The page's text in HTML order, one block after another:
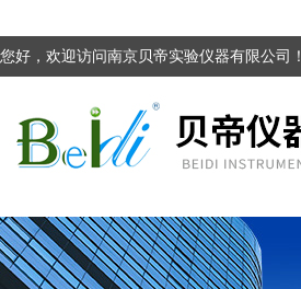
您好，欢迎访问南京贝帝实验仪器有限公司！